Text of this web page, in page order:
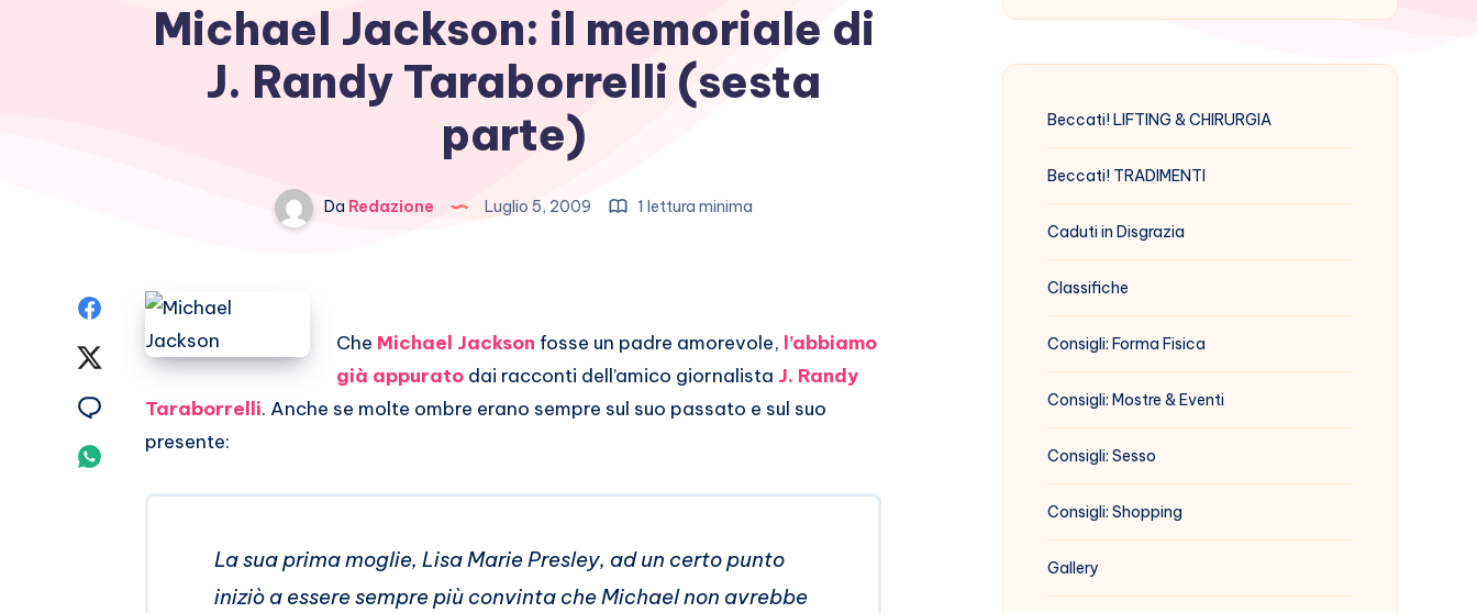
Michael Jackson: il memoriale di
J. Randy Taraborrelli (sesta
parte)
Da Redazione Luglio 5, 2009 1 lettura minima
Condividi
Condividi
Twitter
Condividi
Email
Condividi
Che Michael Jackson fosse un padre amorevole, l’abbiamo
già appurato dai racconti dell’amico giornalista J. Randy
Taraborrelli. Anche se molte ombre erano sempre sul suo passato e sul suo
presente:
La sua prima moglie, Lisa Marie Presley, ad un certo punto
iniziò a essere sempre più convinta che Michael non avrebbe
Beccati! LIFTING & CHIRURGIA
Beccati! TRADIMENTI
Caduti in Disgrazia
Classifiche
Consigli: Forma Fisica
Consigli: Mostre & Eventi
Consigli: Sesso
Consigli: Shopping
Gallery